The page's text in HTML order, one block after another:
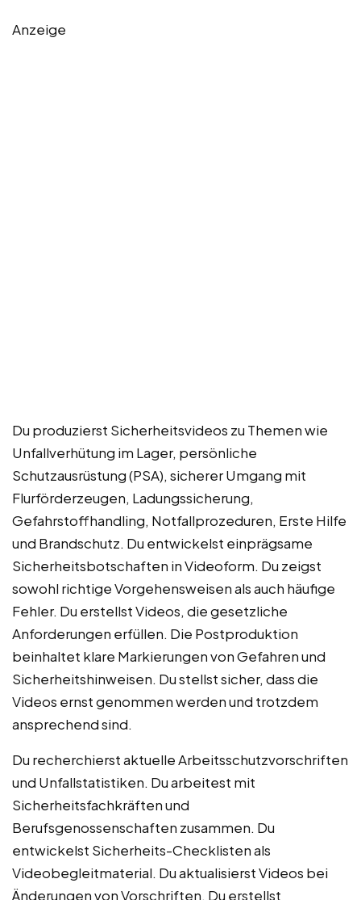
Anzeige
Du produzierst Sicherheitsvideos zu Themen wie
Unfallverhütung im Lager, persönliche
Schutzausrüstung (PSA), sicherer Umgang mit
Flurförderzeugen, Ladungssicherung,
Gefahrstoffhandling, Notfallprozeduren, Erste Hilfe
und Brandschutz. Du entwickelst einprägsame
Sicherheitsbotschaften in Videoform. Du zeigst
sowohl richtige Vorgehensweisen als auch häufige
Fehler. Du erstellst Videos, die gesetzliche
Anforderungen erfüllen. Die Postproduktion
beinhaltet klare Markierungen von Gefahren und
Sicherheitshinweisen. Du stellst sicher, dass die
Videos ernst genommen werden und trotzdem
ansprechend sind.
Du recherchierst aktuelle Arbeitsschutzvorschriften
und Unfallstatistiken. Du arbeitest mit
Sicherheitsfachkräften und
Berufsgenossenschaften zusammen. Du
entwickelst Sicherheits-Checklisten als
Videobegleitmaterial. Du aktualisierst Videos bei
Änderungen von Vorschriften. Du erstellst